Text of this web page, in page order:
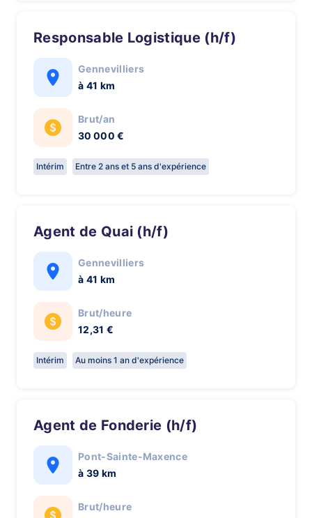
Responsable Logistique (h/f)
Gennevilliers
à 41 km
Brut/an
30 000 €
Intérim Entre 2 ans et 5 ans d'expérience
Agent de Quai (h/f)
Gennevilliers
à 41 km
Brut/heure
12,31 €
Intérim Au moins 1 an d'expérience
Agent de Fonderie (h/f)
Pont-Sainte-Maxence
à 39 km
Brut/heure